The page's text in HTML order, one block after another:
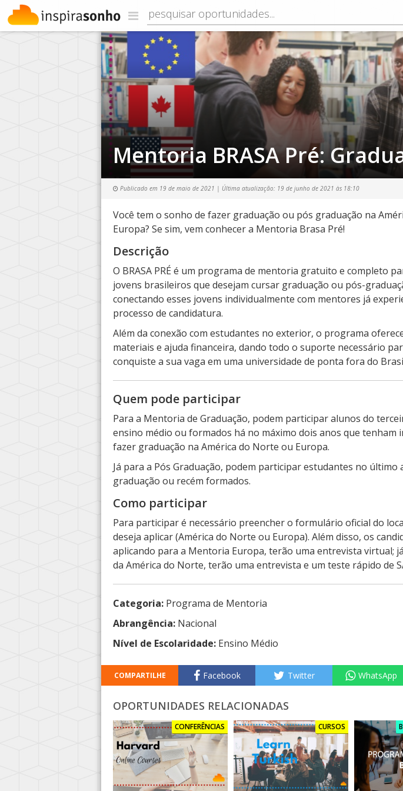
Mentoria BRASA Pré:
Publicado em 19 de maio de 2021 | Última atualização: 19 de junho de 2021 às 18:10
Você tem o sonho de fazer graduação ou pós graduação na
Europa? Se sim, vem conhecer a Mentoria Brasa Pré!
Descrição
O BRASA PRÉ é um programa de mentoria gratuito e completo
jovens brasileiros que desejam cursar graduação ou pós-
conectando esses jovens individualmente com mentores já
processo de candidatura.
Além da conexão com estudantes no exterior, o programa
materiais e ajuda financeira, dando todo o suporte necessário
conquiste a sua vaga em uma universidade de ponta fora do
Quem pode participar
Para a Mentoria de Graduação, podem participar alunos do
ensino médio ou formados há no máximo dois anos que tenham
fazer graduação na América do Norte ou Europa.
Já para a Pós Graduação, podem participar estudantes no último
graduação ou recém formados.
Como participar
Para participar é necessário preencher o formulário oficial do
deseja aplicar (América do Norte ou Europa). Além disso, os
aplicando para a Mentoria Europa, terão uma entrevista virtual;
da América do Norte, terão uma entrevista e um teste rápido de
Categoria: Programa de Mentoria
Abrangência: Nacional
Nível de Escolaridade: Ensino Médio
COMPARTILHE Facebook Twitter WhatsApp
OPORTUNIDADES RELACIONADAS
CONFERÊNCIAS CURSOS